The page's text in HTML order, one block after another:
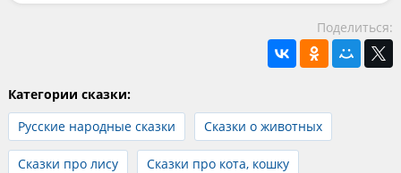
Поделиться:
Категории сказки:
Русские народные сказки
Сказки о животных
Сказки про лису Сказки про кота, кошку